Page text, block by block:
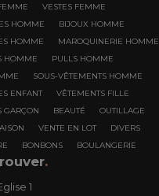
VESTES FEMME
HOMME
BIJOUX HOMME
HOMME
MAROQUINERIE HOMME
HOMME
PULLS HOMME
SOUS-VÊTEMENTS HOMME
ENFANT
VÊTEMENTS FILLE
GARÇON
BEAUTÉ
OUTILLAGE
VENTE EN LOT
DIVERS
BONBONS BOULANGERIE
.
1